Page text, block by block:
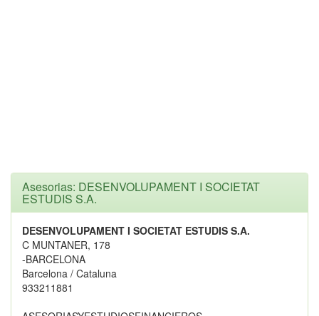
Asesorias: DESENVOLUPAMENT I SOCIETAT
ESTUDIS S.A.
DESENVOLUPAMENT I SOCIETAT ESTUDIS S.A.
C MUNTANER, 178
-BARCELONA
Barcelona / Cataluna
933211881